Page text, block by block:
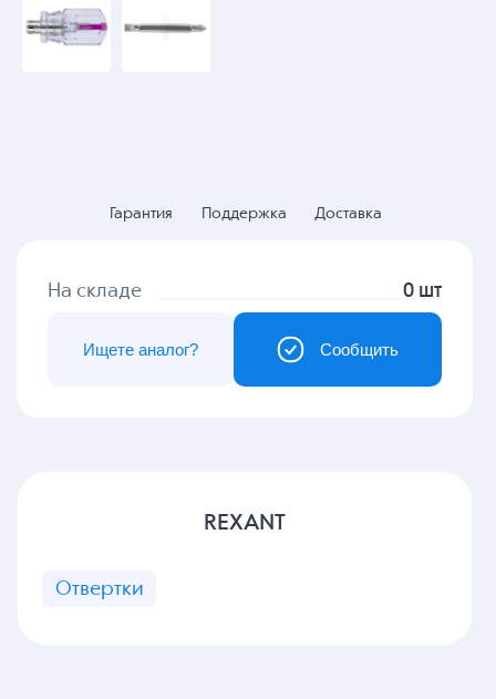
Гарантия Поддержка Доставка
На складе 0 шт
Сообщить
Ищете аналог?
REXANT
Отвертки